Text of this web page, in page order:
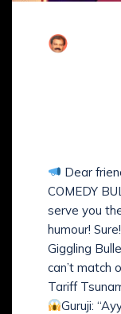
Dear
COMEDY
serve you
humour!
Giggling
can’t match
Tariff
Guruji: